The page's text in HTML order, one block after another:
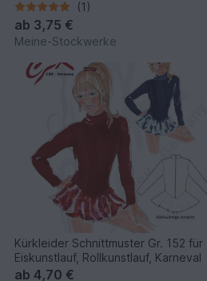
(1)
ab 3,75 €
Meine-Stockwerke
Kürkleider Schnittmuster Gr. 152 für
Eiskunstlauf, Rollkunstlauf, Karneval
ab 4,70 €